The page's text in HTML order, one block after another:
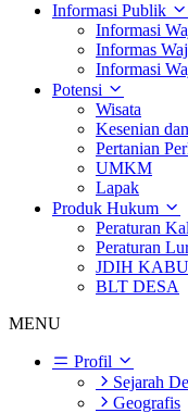
Informasi Publik
Informasi
Informas
Informasi
Potensi
Wisata
Kesenian
Pertanian
UMKM
Lapak
Produk Hukum
Peraturan
Peraturan
JDIH
BLT DESA
MENU
Profil
Sejarah
Geografis